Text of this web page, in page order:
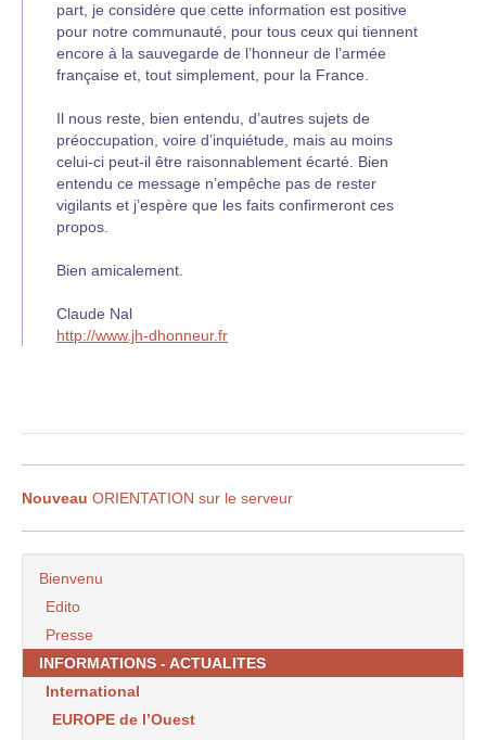
part, je considère que cette information est positive
pour notre communauté, pour tous ceux qui tiennent
encore à la sauvegarde de l’honneur de l’armée
française et, tout simplement, pour la France.
Il nous reste, bien entendu, d’autres sujets de
préoccupation, voire d’inquiétude, mais au moins
celui-ci peut-il être raisonnablement écarté. Bien
entendu ce message n’empêche pas de rester
vigilants et j’espère que les faits confirmeront ces
propos.
Bien amicalement.
Claude Nal
http://www.jh-dhonneur.fr
Nouveau ORIENTATION sur le serveur
Bienvenu
Edito
Presse
INFORMATIONS - ACTUALITES
International
EUROPE de l’Ouest